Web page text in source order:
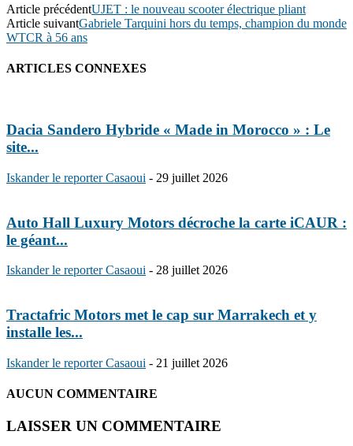
Article précédentUJET : le nouveau scooter électrique pliant
Article suivantGabriele Tarquini hors du temps, champion du monde
WTCR à 56 ans
ARTICLES CONNEXES
Dacia Sandero Hybride « Made in Morocco » : Le
site...
Iskander le reporter Casaoui - 29 juillet 2026
Auto Hall Luxury Motors décroche la carte iCAUR :
le géant...
Iskander le reporter Casaoui - 28 juillet 2026
Tractafric Motors met le cap sur Marrakech et y
installe les...
Iskander le reporter Casaoui - 21 juillet 2026
AUCUN COMMENTAIRE
LAISSER UN COMMENTAIRE